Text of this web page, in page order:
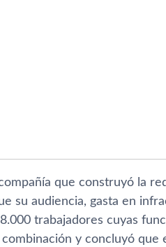
que construyó la
su audiencia, gasta en
trabajadores cuyas
y concluyó